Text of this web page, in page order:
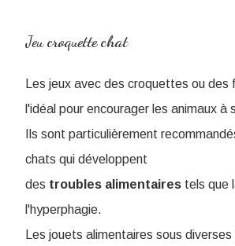
Jeu croquette chat
Les jeux avec des croquettes ou des
l'idéal pour encourager les animaux à
Ils sont particulièrement
chats qui développent
des troubles alimentaires tels que
l'hyperphagie.
Les jouets alimentaires sous